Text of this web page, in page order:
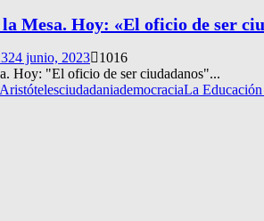
Mesa. Hoy: «El oficio de ser
24 junio, 2023
1016
Hoy: "El oficio de ser ciudadanos"...
AristótelesciudadaniademocraciaLa